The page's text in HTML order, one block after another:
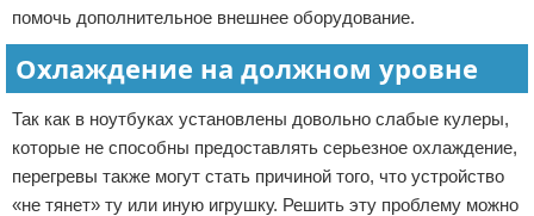
помочь дополнительное внешнее оборудование.
Охлаждение на должном уровне
Так как в ноутбуках установлены довольно слабые кулеры,
которые не способны предоставлять серьезное охлаждение,
перегревы также могут стать причиной того, что устройство
«не тянет» ту или иную игрушку. Решить эту проблему можно